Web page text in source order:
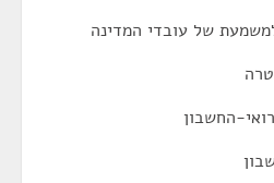
של עובדי המדינה
החשבון